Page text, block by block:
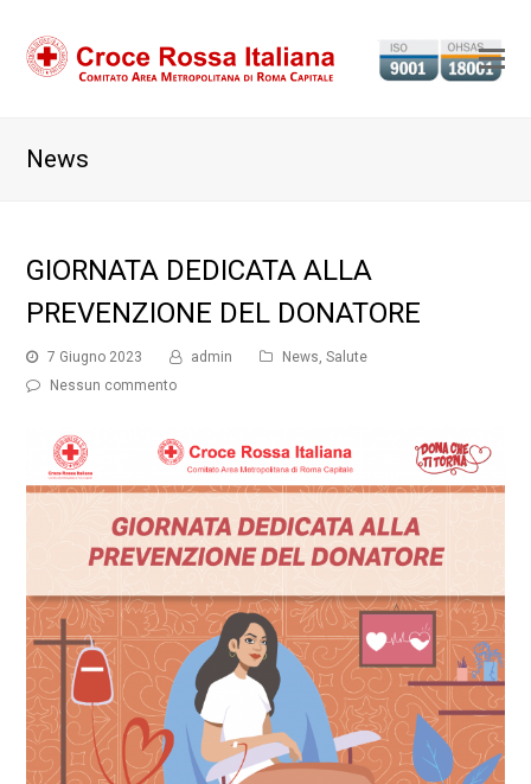
News
GIORNATA DEDICATA ALLA
PREVENZIONE DEL DONATORE
7 Giugno 2023 admin News, Salute
Nessun commento